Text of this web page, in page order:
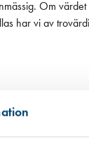
Om
har vi av